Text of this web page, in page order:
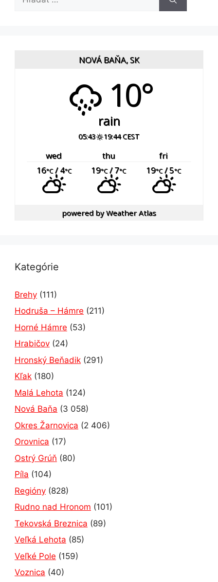
NOVÁ BAŇA, SK
10°
rain
05:43 19:44 CEST
wed thu
fri
16°C/ 4°C 19°C/ 7°C 19°C/ 5°C
powered byWeather Atlas
Kategórie
Brehy (111)
Hodruša – Hámre (211)
Horné Hámre (53)
Hrabičov (24)
Hronský Beňadik (291)
Kľak (180)
Malá Lehota (124)
Nová Baňa (3 058)
Okres Žarnovica (2 406)
Orovnica (17)
Ostrý Grúň (80)
Píla (104)
Regióny (828)
Rudno nad Hronom (101)
Tekovská Breznica (89)
Veľká Lehota (85)
Veľké Pole (159)
Voznica (40)